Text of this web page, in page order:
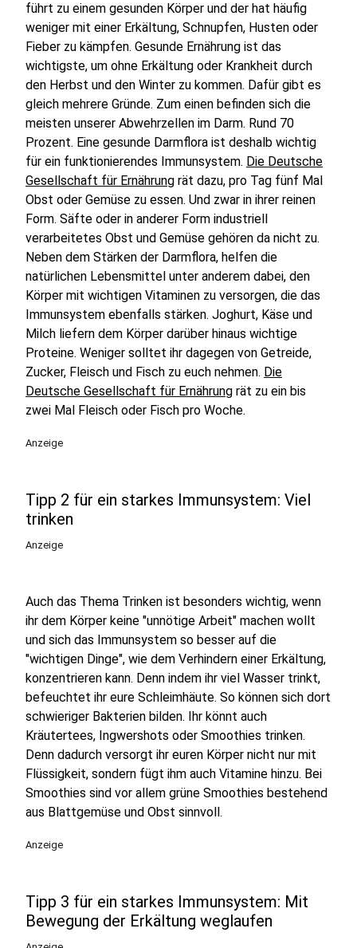
führt zu einem gesunden Körper und der hat häufig
weniger mit einer Erkältung, Schnupfen, Husten oder
Fieber zu kämpfen. Gesunde Ernährung ist das
wichtigste, um ohne Erkältung oder Krankheit durch
den Herbst und den Winter zu kommen. Dafür gibt es
gleich mehrere Gründe. Zum einen befinden sich die
meisten unserer Abwehrzellen im Darm. Rund 70
Prozent. Eine gesunde Darmflora ist deshalb wichtig
für ein funktionierendes Immunsystem. Die Deutsche
Gesellschaft für Ernährung rät dazu, pro Tag fünf Mal
Obst oder Gemüse zu essen. Und zwar in ihrer reinen
Form. Säfte oder in anderer Form industriell
verarbeitetes Obst und Gemüse gehören da nicht zu.
Neben dem Stärken der Darmflora, helfen die
natürlichen Lebensmittel unter anderem dabei, den
Körper mit wichtigen Vitaminen zu versorgen, die das
Immunsystem ebenfalls stärken. Joghurt, Käse und
Milch liefern dem Körper darüber hinaus wichtige
Proteine. Weniger solltet ihr dagegen von Getreide,
Zucker, Fleisch und Fisch zu euch nehmen. Die
Deutsche Gesellschaft für Ernährung rät zu ein bis
zwei Mal Fleisch oder Fisch pro Woche.
Anzeige
Tipp 2 für ein starkes Immunsystem: Viel
trinken
Anzeige
Auch das Thema Trinken ist besonders wichtig, wenn
ihr dem Körper keine "unnötige Arbeit" machen wollt
und sich das Immunsystem so besser auf die
"wichtigen Dinge", wie dem Verhindern einer Erkältung,
konzentrieren kann. Denn indem ihr viel Wasser trinkt,
befeuchtet ihr eure Schleimhäute. So können sich dort
schwieriger Bakterien bilden. Ihr könnt auch
Kräutertees, Ingwershots oder Smoothies trinken.
Denn dadurch versorgt ihr euren Körper nicht nur mit
Flüssigkeit, sondern fügt ihm auch Vitamine hinzu. Bei
Smoothies sind vor allem grüne Smoothies bestehend
aus Blattgemüse und Obst sinnvoll.
Anzeige
Tipp 3 für ein starkes Immunsystem: Mit
Bewegung der Erkältung weglaufen